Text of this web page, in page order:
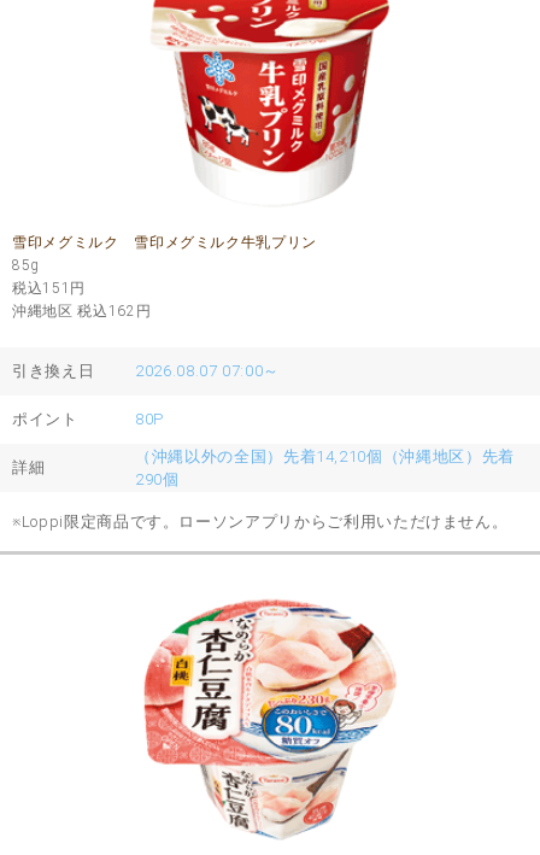
雪印メグミルク 雪印メグミルク牛乳プリン
85g
税込151 円
沖縄地区 税込162 円
引き換え日 2026.08.07 07:00～
ポイント 80P
詳細
（沖縄以外の全国）先着14,210個（沖縄地区）先着
290個
※Loppi限定商品です。ローソンアプリからご利用いただけません。